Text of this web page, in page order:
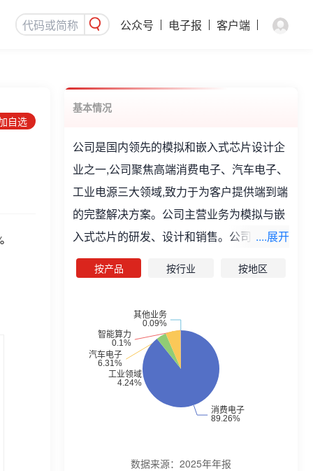
公众号 电子报 客户端
自选
基本情况
公司是国内领先的模拟和嵌入式芯片设计企
业之一,公司聚焦高端消费电子、汽车电子、
工业电源三大领域,致力于为客户提供端到端
的完整解决方案。公司主营业务为模拟与嵌
入式芯片的研发、设计和销售。公司现有产
品已覆盖消费电子芯片(含电池管理芯片、电
源管理芯片)、汽车电子芯片、工业领域芯片
....展开
按产品 按行业 按地区
数据来源： 2025年年报